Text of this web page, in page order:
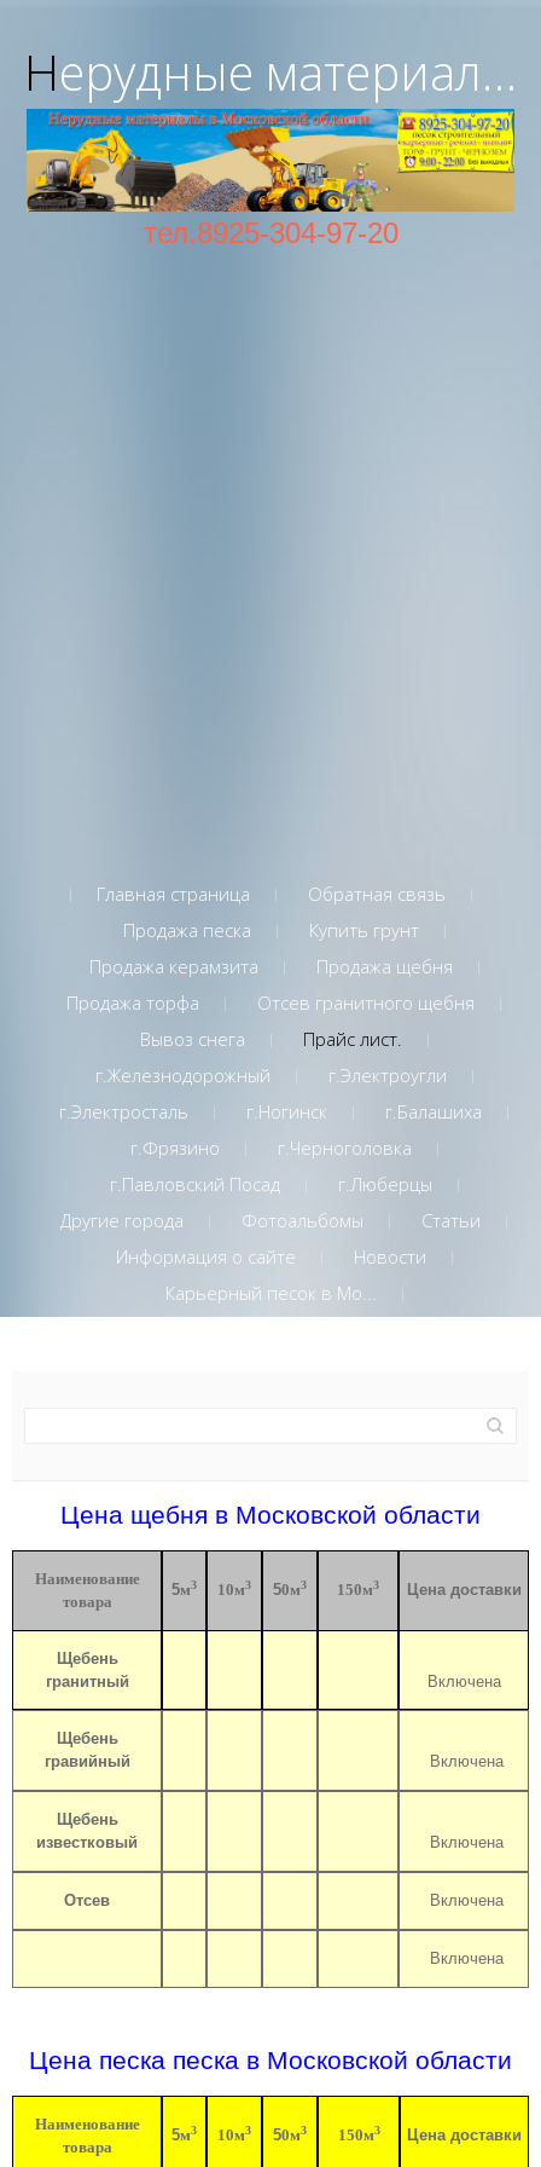
Нерудные материалы с доставкой в Московской области
тел.8925-304-97-20
Главная страница
Обратная связь
Продажа песка
Купить грунт
Продажа керамзита
Продажа щебня
Продажа торфа
Отсев гранитного щебня
Вывоз снега
Прайс лист.
г.Железнодорожный
г.Электроугли
г.Электросталь
г.Ногинск
г.Балашиха
г.Фрязино
г.Черноголовка
г.Павловский Посад
г.Люберцы
Другие города
Фотоальбомы
Статьи
Информация о сайте
Новости
Карьерный песок в Мо...
Цена щебня в Московской области
Наименование
товара
5м3 10м3 50м3 150м3 Цена доставки
Щебень
гранитный
Включена
Щебень
гравийный
Включена
Щебень
известковый
Включена
Отсев Включена
Включена
Цена песка песка в Московской области
Наименование
товара
5м3 10м3 50м3 150м3 Цена доставки